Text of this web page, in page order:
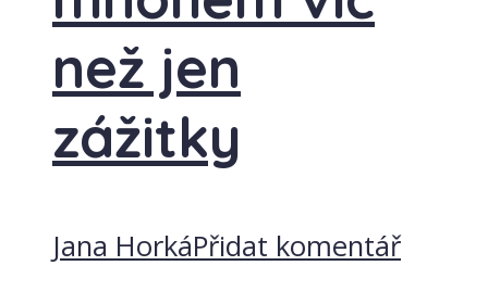
než jen
zážitky
Jana HorkáPřidat komentář